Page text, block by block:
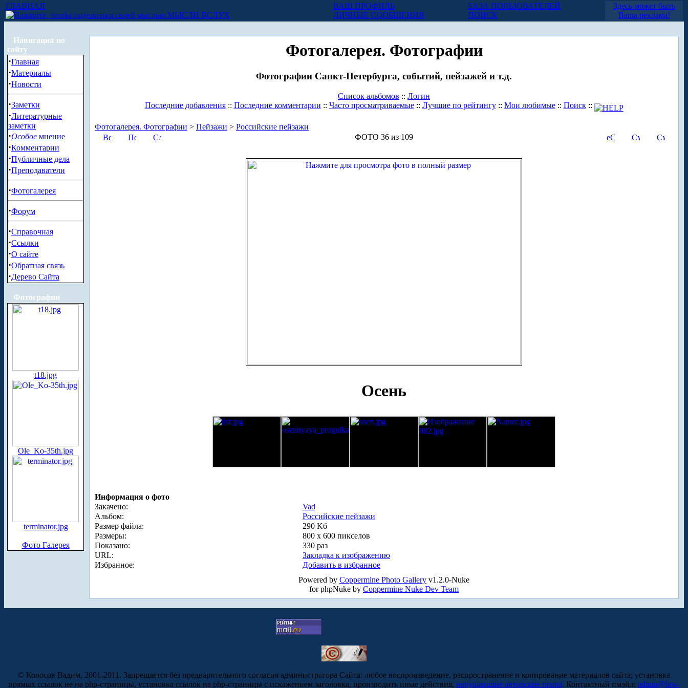
ГЛАВНАЯ
МЫСЛИ ВСЛУХ
ВАШ ПРОФИЛЬ
ЛИЧНЫЕ СООБЩЕНИЯ
БАЗА ПОЛЬЗОВАТЕЛЕЙ
ПОИСК
Здесь может быть
Ваша реклама!
Навигация по
сайту
·Главная
·Материалы
·Новости
·Заметки
·Литературные
заметки
·Особое мнение
·Комментарии
·Публичные дела
·Преподаватели
·Фотогалерея
·Форум
·Справочная
·Ссылки
·О сайте
·Обратная связь
·Дерево Сайта
Фотографии
t18.jpg
Ole_Ko-35th.jpg
terminator.jpg
Фото Галерея
Фотогалерея. Фотографии
Фотографии Санкт-Петербурга, событий, пейзажей и т.д.
Список альбомов :: Логин
Последние добавления:: Последние комментарии :: Часто просматриваемые:: Лучшие по рейтингу:: Мои любимые:: Поиск::
Фотогалерея. Фотографии > Пейзажи > Российские пейзажи
ФОТО 36 из 109
Осень
Информация о фото
Закачено:
Vad
Альбом:
Российские пейзажи
Размер файла:
290 Kб
Размеры:
800 x 600 пикселов
Показано:
330 раз
URL:
Закладка к изображению
Избранное:
Добавить в избранное
Powered by Coppermine Photo Gallery v1.2.0-Nuke
for phpNuke by Coppermine Nuke Dev Team
© Колосов Вадим, 2001-2011. Запрещается без предварительного согласия администратора Сайта: любое воспроизведение, распространение и копирование материалов сайта; установка
прямых ссылок не на php-страницы, установка ссылок на php-страницы с искажением заголовка, производить иные действия, нарушающие авторские права. Контактный имэйл: admin@law-